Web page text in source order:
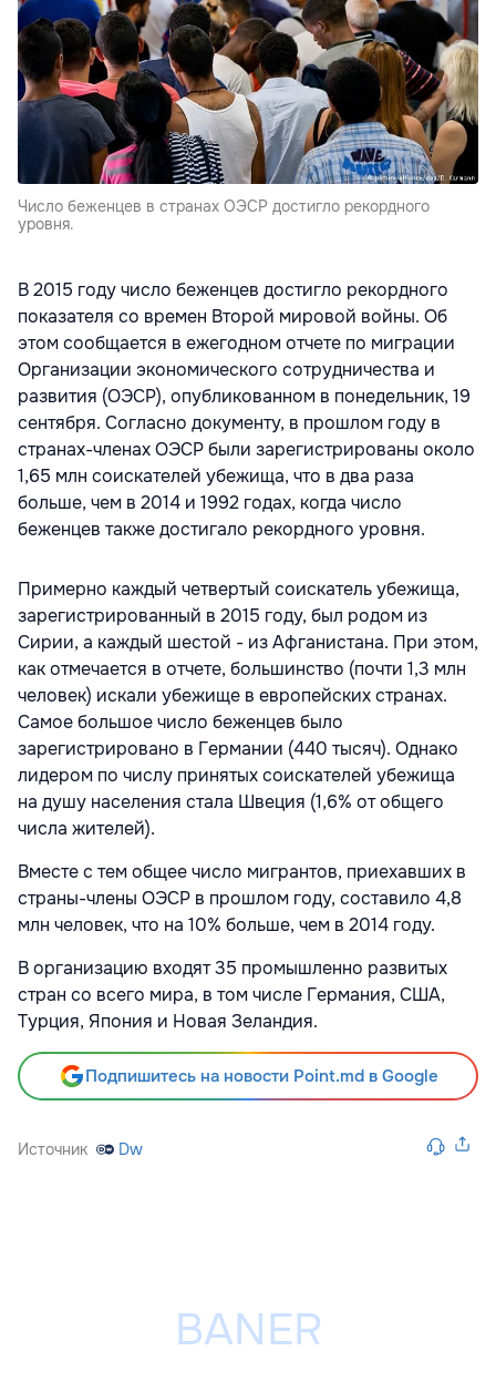
Число беженцев в странах ОЭСР достигло рекордного
уровня.
В 2015 году число беженцев достигло рекордного
показателя со времен Второй мировой войны. Об
этом сообщается в ежегодном отчете по миграции
Организации экономического сотрудничества и
развития (ОЭСР), опубликованном в понедельник, 19
сентября. Согласно документу, в прошлом году в
странах-членах ОЭСР были зарегистрированы около
1,65 млн соискателей убежища, что в два раза
больше, чем в 2014 и 1992 годах, когда число
беженцев также достигало рекордного уровня.
Примерно каждый четвертый соискатель убежища,
зарегистрированный в 2015 году, был родом из
Сирии, а каждый шестой - из Афганистана. При этом,
как отмечается в отчете, большинство (почти 1,3 млн
человек) искали убежище в европейских странах.
Самое большое число беженцев было
зарегистрировано в Германии (440 тысяч). Однако
лидером по числу принятых соискателей убежища
на душу населения стала Швеция (1,6% от общего
числа жителей).
Вместе с тем общее число мигрантов, приехавших в
страны-члены ОЭСР в прошлом году, составило 4,8
млн человек, что на 10% больше, чем в 2014 году.
В организацию входят 35 промышленно развитых
стран со всего мира, в том числе Германия, США,
Турция, Япония и Новая Зеландия.
Подпишитесь на новости Point.md в Google
Источник Dw